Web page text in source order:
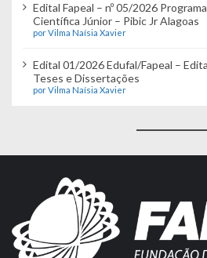
Edital Fapeal – nº 05/2026
Científica Júnior – Pibic Jr Alagoas
por Vilma Naísia Xavier
Edital 01/2026 Edufal/Fapeal –
Teses e Dissertações
por Vilma Naísia Xavier